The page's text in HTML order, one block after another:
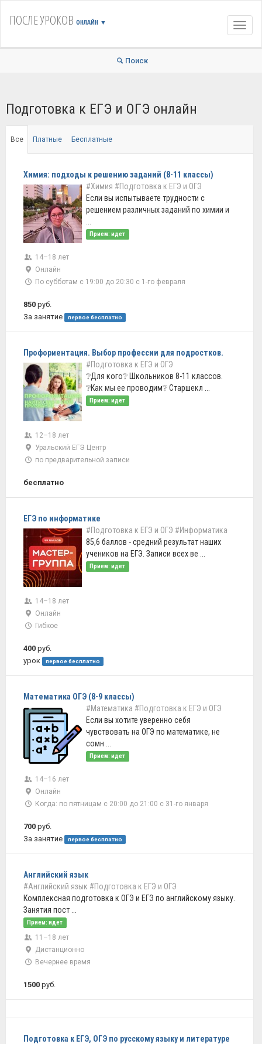
ПОСЛЕ УРОКОВ ОНЛАЙН ▼
Поиск
Подготовка к ЕГЭ и ОГЭ онлайн
Все Платные Бесплатные
Химия: подходы к решению заданий (8-11 классы)
#Химия #Подготовка к ЕГЭ и ОГЭ
Если вы испытываете трудности с
решением различных заданий по химии и
Прием: идет
14–18 лет
Онлайн
По субботам с 19:00 до 20:30 с 1-го февраля
850 руб.
За занятие
первое бесплатно
Профориентация. Выбор профессии для подростков.
#Подготовка к ЕГЭ и ОГЭ
❔Для кого❔ Школьников 8-11 классов.
❔Как мы ее проводим❔ Старшекл ...
Прием: идет
12–18 лет
Уральский ЕГЭ Центр
по предварительной записи
бесплатно
ЕГЭ по информатике
#Подготовка к ЕГЭ и ОГЭ #Информатика
85,6 баллов - средний результат наших
учеников на ЕГЭ. Записи всех ве ...
Прием: идет
14–18 лет
Онлайн
Гибкое
400 руб.
урок
первое бесплатно
Математика ОГЭ (8-9 классы)
#Математика #Подготовка к ЕГЭ и ОГЭ
Если вы хотите уверенно себя
чувствовать на ОГЭ по математике, не
сомн ...
Прием: идет
14–16 лет
Онлайн
Когда: по пятницам с 20:00 до 21:00 с 31-го января
700 руб.
За занятие
первое бесплатно
Английский язык
#Английский язык #Подготовка к ЕГЭ и ОГЭ
Комплексная подготовка к ОГЭ и ЕГЭ по английскому языку.
Занятия пост ...
Прием: идет
11–18 лет
Дистанционно
Вечернее время
1500 руб.
Подготовка к ЕГЭ, ОГЭ по русскому языку и литературе